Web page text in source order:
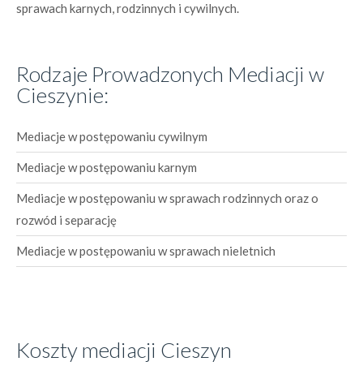
sprawach karnych, rodzinnych i cywilnych.
Rodzaje Prowadzonych Mediacji w
Cieszynie:
Mediacje w postępowaniu cywilnym
Mediacje w postępowaniu karnym
Mediacje w postępowaniu w sprawach rodzinnych oraz o
rozwód i separację
Mediacje w postępowaniu w sprawach nieletnich
Koszty mediacji Cieszyn